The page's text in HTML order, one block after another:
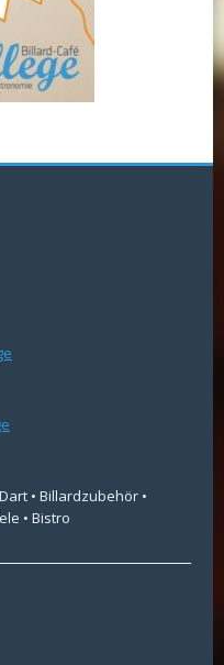
• Billardzubehör •
• Bistro